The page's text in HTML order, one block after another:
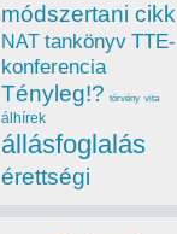
módszertani cikk
NAT tankönyv TTE-
konferencia
Tényleg!? törvény vita
álhírek
állásfoglalás
érettségi